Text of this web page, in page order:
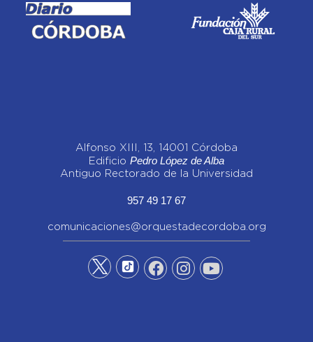
Alfonso XIII, 13, 14001 Córdoba
Edificio Pedro López de Alba
Antiguo Rectorado de la Universidad
957 49 17 67
comunicaciones@orquestadecordoba.org